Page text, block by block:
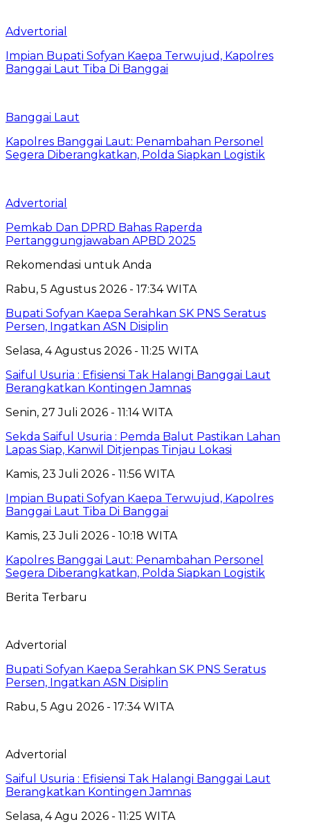
Advertorial
Impian Bupati Sofyan Kaepa Terwujud, Kapolres
Banggai Laut Tiba Di Banggai
Banggai Laut
Kapolres Banggai Laut: Penambahan Personel
Segera Diberangkatkan, Polda Siapkan Logistik
Advertorial
Pemkab Dan DPRD Bahas Raperda
Pertanggungjawaban APBD 2025
Rekomendasi untuk Anda
Rabu, 5 Agustus 2026 - 17:34 WITA
Bupati Sofyan Kaepa Serahkan SK PNS Seratus
Persen, Ingatkan ASN Disiplin
Selasa, 4 Agustus 2026 - 11:25 WITA
Saiful Usuria : Efisiensi Tak Halangi Banggai Laut
Berangkatkan Kontingen Jamnas
Senin, 27 Juli 2026 - 11:14 WITA
Sekda Saiful Usuria : Pemda Balut Pastikan Lahan
Lapas Siap, Kanwil Ditjenpas Tinjau Lokasi
Kamis, 23 Juli 2026 - 11:56 WITA
Impian Bupati Sofyan Kaepa Terwujud, Kapolres
Banggai Laut Tiba Di Banggai
Kamis, 23 Juli 2026 - 10:18 WITA
Kapolres Banggai Laut: Penambahan Personel
Segera Diberangkatkan, Polda Siapkan Logistik
Berita Terbaru
Advertorial
Bupati Sofyan Kaepa Serahkan SK PNS Seratus
Persen, Ingatkan ASN Disiplin
Rabu, 5 Agu 2026 - 17:34 WITA
Advertorial
Saiful Usuria : Efisiensi Tak Halangi Banggai Laut
Berangkatkan Kontingen Jamnas
Selasa, 4 Agu 2026 - 11:25 WITA